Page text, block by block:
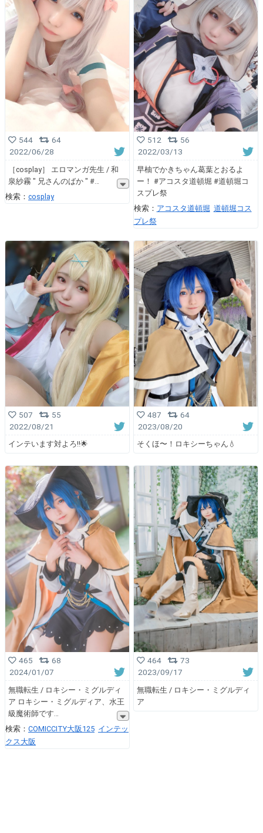
544
64
2022/06/28
［cosplay］ エロマンガ先生 / 和
泉紗霧 ″ 兄さんのばか ″ #
検索： cosplay
512
56
2022/03/13
早柚でかきちゃん葛葉とおるよ
ー！ #アコスタ道頓堀 #道頓堀コ
スプレ祭
検索： アコスタ道頓堀 道頓堀コス
プレ祭
507
55
2022/08/21
インテいます対よろ‼️🌟
487
64
2023/08/20
そくほ〜！ロキシーちゃん💧
465
68
2024/01/07
無職転生 / ロキシー・ミグルディ
ア ロキシー・ミグルディア、水王
級魔術師です
検索： COMICCITY大阪125 インテッ
クス大阪
464
73
2023/09/17
無職転生 / ロキシー・ミグルディ
ア